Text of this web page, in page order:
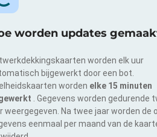
worden updates
worden elk uur
bijgewerkt door een bot.
worden elke 15 minuten
. Gegevens worden gedurende
weergegeven. Na twee jaar worden de
eenmaal per maand van de